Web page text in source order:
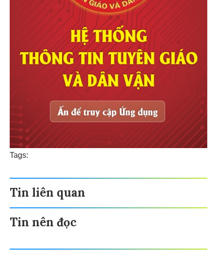
Tags:
Tin liên quan
Tin nên đọc